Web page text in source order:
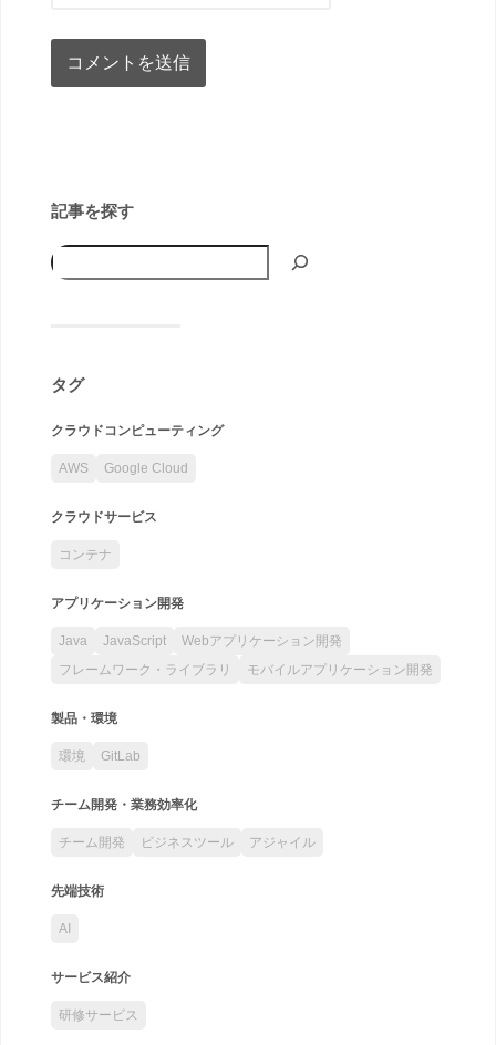
記事を探す
タグ
クラウドコンピューティング
AWS Google Cloud
クラウドサービス
コンテナ
アプリケーション開発
Java JavaScript
Webアプリケーション開発
フレームワーク・ライブラリ
モバイルアプリケーション開発
製品・環境
環境 GitLab
チーム開発・業務効率化
チーム開発 ビジネスツール アジャイル
先端技術
AI
サービス紹介
研修サービス